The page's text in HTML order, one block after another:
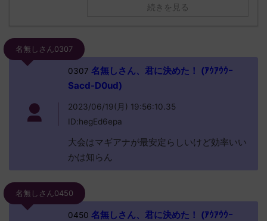
続きを見る
名無しさん0307
0307 名無しさん、君に決めた！ (ｱｳｱｳｳｰ
Sacd-D0ud)
2023/06/19(月) 19:56:10.35
ID:hegEd6epa
大会はマギアナが最安定らしいけど効率いい
かは知らん
名無しさん0450
0450 名無しさん、君に決めた！ (ｱｳｱｳｳｰ